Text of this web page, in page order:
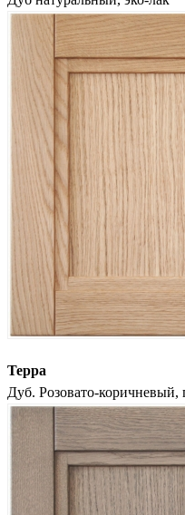
Терра
Дуб. Розовато-коричневый,